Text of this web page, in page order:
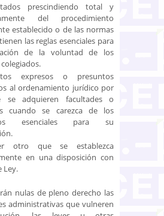
prescindiendo total y
del procedimiento
establecido o de las normas
las reglas esenciales para
de la voluntad de los
expresos o presuntos
al ordenamiento jurídico por
se adquieren facultades o
cuando se carezca de los
esenciales para su
otro que se establezca
en una disposición con
Ley.
nulas de pleno derecho las
administrativas que vulneren